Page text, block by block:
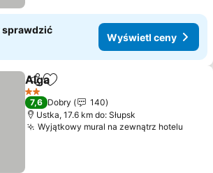
sprawdzić
Wyświetl ceny
UdostępnijDodaj do ulubionych
Alga
2 Kategoria
7,6 Dobry
140
Ustka, 17.6 km do: Słupsk
Wyjątkowy mural na zewnątrz hotelu